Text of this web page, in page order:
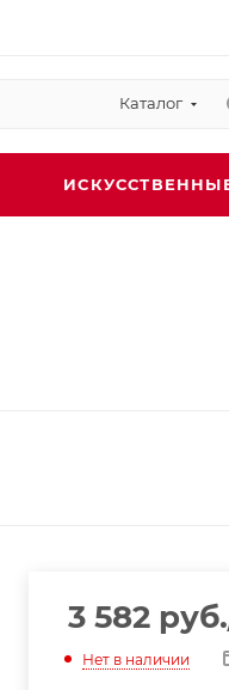
Каталог
3 582руб.
Нет в наличии